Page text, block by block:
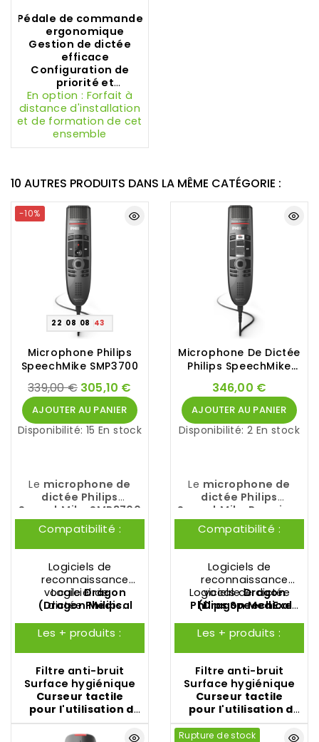
Pédale de commande
ergonomique
Gestion de dictée
efficace
Configuration de
priorité et
notification
En option : Forfait à
distance d'installation
et de formation de cet
ensemble
10 AUTRES PRODUITS DANS LA MÊME CATÉGORIE :
22 08 08 42
-10%
Microphone Philips
SpeechMike SMP3700
339,00 € 305,10 €
AJOUTER AU PANIER
Disponibilité: 15 En stock
Le microphone de
dictée Philips
SpeechMike SMP3700
est la toute dernière
innovation dePHILIPS
est doté d'un
microphone premium
de qualité studio.
Compatibilité :
Logiciels de
reconnaissance
vocaleDragon
(Dragon Medical
Professional
Anywhere
Professional,...)
Logiciel de
dictéePhilips
Dictate
Les + produits :
Filtre anti-bruit
Surface hygiénique
Curseur tactile
pour l'utilisation de
la souris
Microphone De Dictée
Philips SpeechMike
SMP3710
346,00 €
AJOUTER AU PANIER
Disponibilité: 2 En stock
Le microphone de
dictée Philips
SpeechMike Premium
Touch SMP3710est la
toute dernière
innovation dePHILIPS. Il
est doté d'un
microphone premium
de qualité studio et
d'un interrupteur à 4
positions version
internationale.
Compatibilité :
Logiciels de
reconnaissance
vocaleDragon
(Dragon Medical
Professional
Anywhere
Professional,...)
Logiciels de dictée
PhilipsSpeechExec
SpeechExec Basic
Dictate
Les + produits :
Filtre anti-bruit
Surface hygiénique
Curseur tactile
pour l'utilisation de
la souris
Rupture de stock